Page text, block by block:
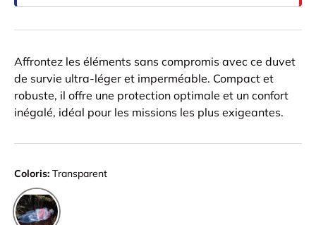
Affrontez les éléments sans compromis avec ce duvet
de survie ultra-léger et imperméable. Compact et
robuste, il offre une protection optimale et un confort
inégalé, idéal pour les missions les plus exigeantes.
Coloris: Transparent
Transparent